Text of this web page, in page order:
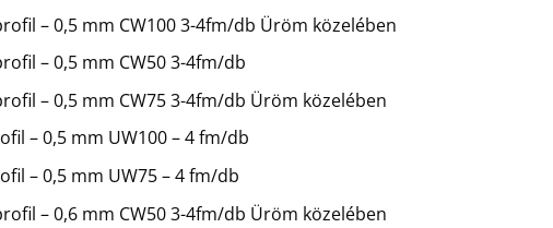
– 0,5 mm CW100 3-4fm/db Üröm közelében
– 0,5 mm CW50 3-4fm/db
– 0,5 mm CW75 3-4fm/db Üröm közelében
– 0,5 mm UW100 – 4 fm/db
– 0,5 mm UW75 – 4 fm/db
– 0,6 mm CW50 3-4fm/db Üröm közelében